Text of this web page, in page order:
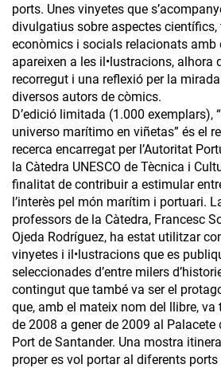
ports. Unes vinyetes que
divulgatius sobre aspectes científics,
econòmics i socials relacionats amb
apareixen a les il•lustracions, alhora
recorregut i una reflexió per la
diversos autors de còmics.
D’edició limitada (1.000 exemplars),
universo marítimo en viñetas” és el
recerca encarregat per l’Autoritat
la Càtedra UNESCO de Tècnica i
finalitat de contribuir a estimular
l’interès pel món marítim i portuari.
professors de la Càtedra, Francesc
Ojeda Rodríguez, ha estat utilitzar
vinyetes i il•lustracions que es
seleccionades d’entre milers
contingut que també va ser el
que, amb el mateix nom del llibre, va
de 2008 a gener de 2009 al Palacete
Port de Santander. Una mostra
proper es vol portar al diferents